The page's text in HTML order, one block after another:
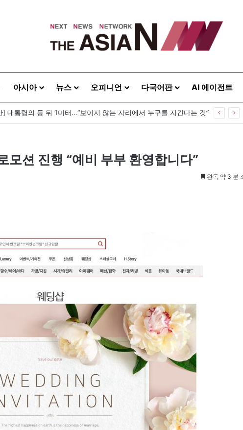
아시아 뉴스 오피니언 다국어판 AI 에이전트
] 대통령의 등 뒤 1미터…“보이지 않는 자리에서 누구를 지킨다는 것”
모션 진행 “예비 부부 환영합니다”
완독 약 3 분